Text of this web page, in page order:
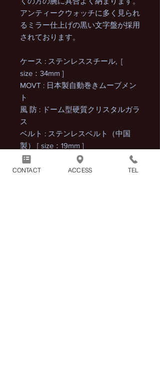
アンティークウォッチに多く見られ
るミラー仕上げの黒い文字盤が採用
されております。
ケース : ステンレススチール, [
size：34mm ]
MOVT : 日本製自動巻きムーブメン
ト
風 防 : ドーム型硬質クリスタルガラ
ス
ベルト : ステンレスベルト（中国
製） [ size：19mm ]
※長さを調節できるコマも付属しま
す。工具は付属していません。
CONTACT ACCESS TEL